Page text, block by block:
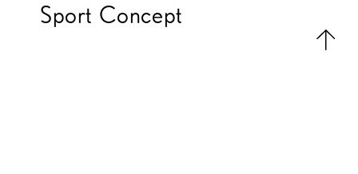
Sport Concept